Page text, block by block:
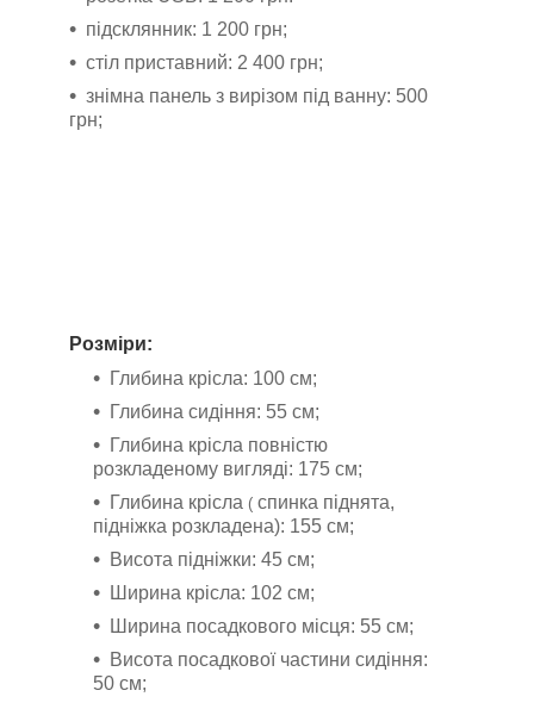
підсклянник: 1 200 грн;
стіл приставний: 2 400 грн;
знімна панель з вирізом під ванну: 500
грн;
Розміри:
Глибина крісла: 100 см;
Глибина сидіння: 55 см;
Глибина крісла повністю
розкладеному вигляді: 175 см;
Глибина крісла ( спинка піднята,
підніжка розкладена): 155 см;
Висота підніжки: 45 см;
Ширина крісла: 102 см;
Ширина посадкового місця: 55 см;
Висота посадкової частини сидіння:
50 см;